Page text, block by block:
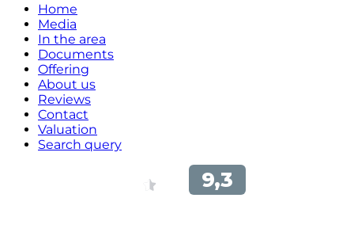
Home
Media
In the area
Documents
Offering
About us
Reviews
Contact
Valuation
Search query